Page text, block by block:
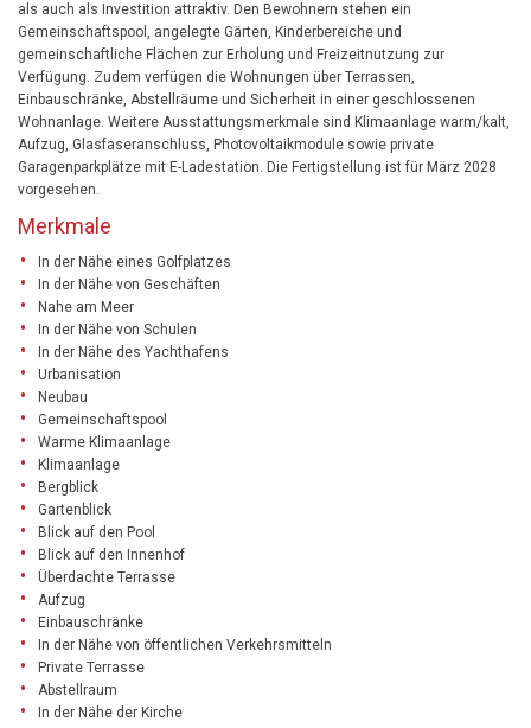
als auch als Investition attraktiv. Den Bewohnern stehen ein
Gemeinschaftspool, angelegte Gärten, Kinderbereiche und
gemeinschaftliche Flächen zur Erholung und Freizeitnutzung zur
Verfügung. Zudem verfügen die Wohnungen über Terrassen,
Einbauschränke, Abstellräume und Sicherheit in einer geschlossenen
Wohnanlage. Weitere Ausstattungsmerkmale sind Klimaanlage warm/kalt,
Aufzug, Glasfaseranschluss, Photovoltaikmodule sowie private
Garagenparkplätze mit E-Ladestation. Die Fertigstellung ist für März 2028
vorgesehen.
Merkmale
In der Nähe eines Golfplatzes
In der Nähe von Geschäften
Nahe am Meer
In der Nähe von Schulen
In der Nähe des Yachthafens
Urbanisation
Neubau
Gemeinschaftspool
Warme Klimaanlage
Klimaanlage
Bergblick
Gartenblick
Blick auf den Pool
Blick auf den Innenhof
Überdachte Terrasse
Aufzug
Einbauschränke
In der Nähe von öffentlichen Verkehrsmitteln
Private Terrasse
Abstellraum
In der Nähe der Kirche